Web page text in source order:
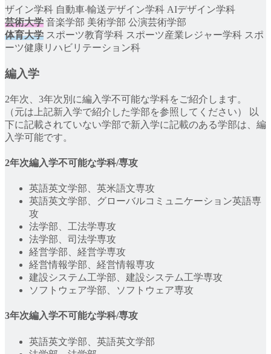
ザイン学科 自動車‧輸送デザイン学科 AIデザイン学科
芸術大学 音楽学部 美術学部 公演芸術学部
体育大学 スポーツ教育学科 スポーツ産業レジャー学科 スポ
ーツ健康リハビリテーション科
編入学
2年次、3年次別に編入学不可能な学科をご紹介します。
（元は上記新入学で紹介した学部を参照してください） 以
下に記載されていない学部で新入学に記載のある学部は、編
入学可能です。
2年次編入学不可能な学科/専攻
英語英文学部、英米語文専攻
英語英文学部、グローバルコミュニケーション英語専
攻
法学部、工法学専攻
法学部、司法学専攻
経営学部、経営学専攻
経営情報学部、経営情報専攻
建設システム工学部、建設システム工学専攻
ソフトウェア学部、ソフトウェア専攻
3年次編入学不可能な学科/専攻
英語英文学部、英語英文学部